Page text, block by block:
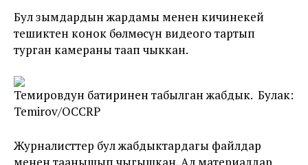
Бул зымдардын жардамы менен кичинекей
тешиктен конок бөлмөсүн видеого тартып
турган камераны таап чыккан.
Темировдун батиринен табылган жабдык. Булак:
Temirov/OCCRP
Журналисттер бул жабдыктардагы файлдар